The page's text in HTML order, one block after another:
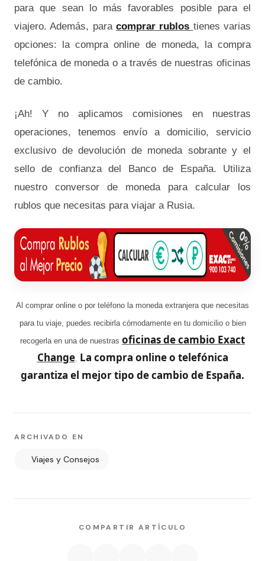
para que sean lo más favorables posible para el
viajero. Además, para comprar rublos tienes varias
opciones: la compra online de moneda, la compra
telefónica de moneda o a través de nuestras oficinas
de cambio.
¡Ah! Y no aplicamos comisiones en nuestras
operaciones, tenemos envío a domicilio, servicio
exclusivo de devolución de moneda sobrante y el
sello de confianza del Banco de España. Utiliza
nuestro conversor de moneda para calcular los
rublos que necesitas para viajar a Rusia.
Al comprar online o por teléfono la moneda extranjera que necesitas
para tu viaje, puedes recibirla cómodamente en tu domicilio o bien
recogerla en una de nuestras oficinas de cambio Exact
Change. La compra online o telefónica
garantiza el mejor tipo de cambio de España.
ARCHIVADO EN
Viajes y Consejos
COMPARTIR ARTÍCULO